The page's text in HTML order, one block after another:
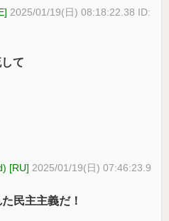
2025/01/19(日) 08:18:22.38 ID:
て
[RU] 2025/01/19(日) 07:46:23.9
民主主義だ！